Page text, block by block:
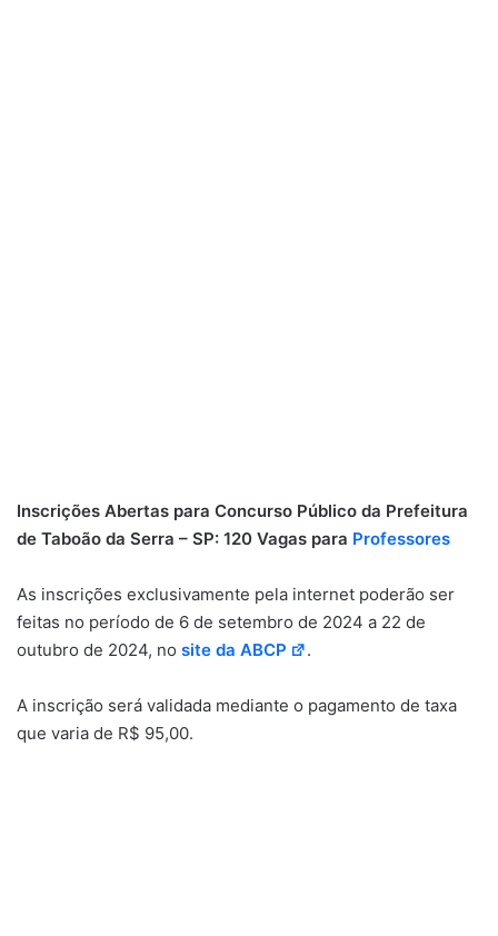
Inscrições Abertas para Concurso Público da Prefeitura
de Taboão da Serra – SP: 120 Vagas para Professores
As inscrições exclusivamente pela internet poderão ser
feitas no período de 6 de setembro de 2024 a 22 de
outubro de 2024, no site da ABCP .
A inscrição será validada mediante o pagamento de taxa
que varia de R$ 95,00.